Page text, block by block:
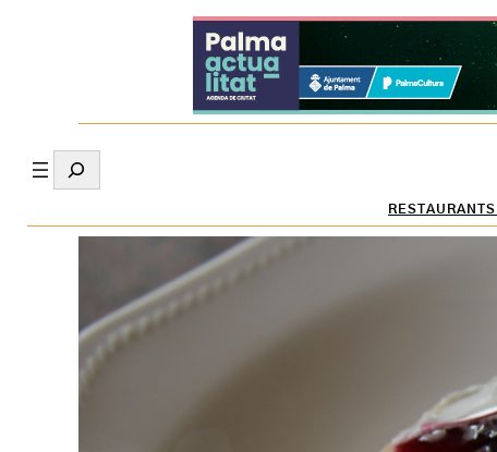
Search
RESTAURANTS